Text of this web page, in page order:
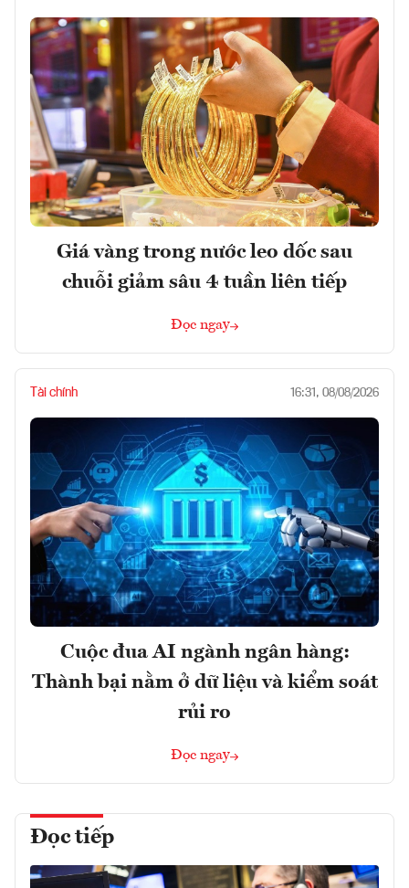
Giá vàng trong nước leo dốc sau
chuỗi giảm sâu 4 tuần liên tiếp
Đọc ngay
Tài chính 16:31, 08/08/2026
Cuộc đua AI ngành ngân hàng:
Thành bại nằm ở dữ liệu và kiểm soát
rủi ro
Đọc ngay
Đọc tiếp